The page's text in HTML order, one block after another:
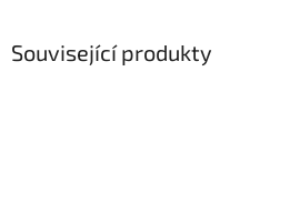
Související produkty